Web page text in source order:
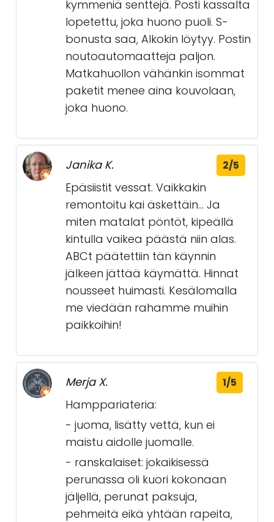
kymmeniä senttejä. Posti kassalta
lopetettu, joka huono puoli. S-
bonusta saa, Alkokin löytyy. Postin
noutoautomaatteja paljon.
Matkahuollon vähänkin isommat
paketit menee aina kouvolaan,
joka huono.
Janika K. 2/5
Epäsiistit vessat. Vaikkakin
remontoitu kai äskettäin... Ja
miten matalat pöntöt, kipeällä
kintulla vaikea päästä niin alas.
ABCt päätettiin tän käynnin
jälkeen jättää käymättä. Hinnat
nousseet huimasti. Kesälomalla
me viedään rahamme muihin
paikkoihin!
Merja X. 1/5
Hamppariateria:
- juoma, lisätty vettä, kun ei
maistu aidolle juomalle.
- ranskalaiset: jokaikisessä
perunassa oli kuori kokonaan
jäljellä, perunat paksuja,
pehmeitä eikä yhtään rapeita,